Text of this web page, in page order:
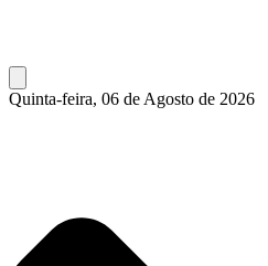
Quinta-feira, 06 de Agosto de 2026